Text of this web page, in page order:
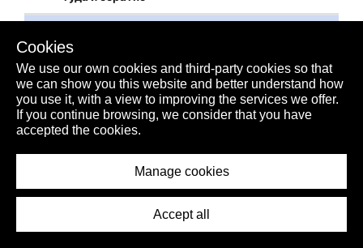
$usd
$usd
$32usd
$60usd
Cookies
We use our own cookies and third-party cookies so that
we can show you this website and better understand how
you use it, with a view to improving the services we offer.
If you continue browsing, we consider that you have
accepted the cookies.
Manage cookies
Accept all